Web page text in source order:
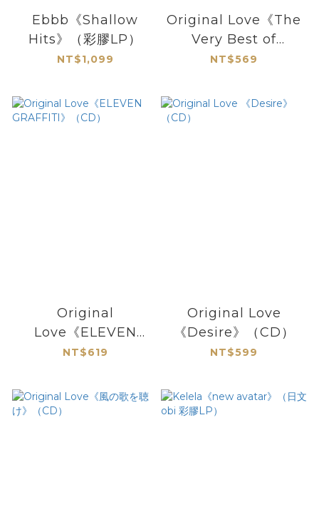
Ebbb《Shallow
Hits》（彩膠LP）
NT$1,099
Original Love《The
Very Best of
ORIGINAL LOVE》
NT$569
Original
Love《ELEVEN
GRAFFITI》（CD）
NT$619
Original Love
《Desire》（CD）
NT$599